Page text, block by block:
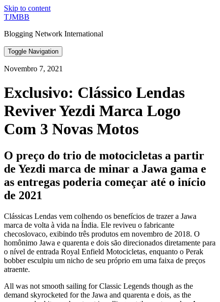
Skip to content
TJMBB
Blogging Network International
Toggle Navigation
Novembro 7, 2021
Exclusivo: Clássico Lendas
Reviver Yezdi Marca Logo
Com 3 Novas Motos
O preço do trio de motocicletas a partir
de Yezdi marca de minar a Jawa gama e
as entregas poderia começar até o início
de 2021
Clássicas Lendas vem colhendo os benefícios de trazer a Jawa
marca de volta à vida na Índia. Ele reviveu o fabricante
checoslovaco, exibindo três produtos em novembro de 2018. O
homônimo Jawa e quarenta e dois são direcionados diretamente para
o nível de entrada Royal Enfield Motocicletas, enquanto o Perak
bobber esculpiu um nicho de seu próprio em uma faixa de preços
atraente.
All was not smooth sailing for Classic Legends though as the
demand skyrocketed for the Jawa and quarenta e dois, as the